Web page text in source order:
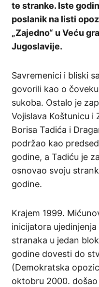
te stranke. Iste
poslanik na listi
„Zajedno“ u Veću
Jugoslavije.
Savremenici i bliski
govorili kao o
sukoba. Ostalo je
Vojislava Koštunicu
Borisa Tadića i
podržao kao
godine, a Tadiću je
osnovao svoju
godine.
Krajem 1999.
inicijatora
stranaka u jedan
godine dovesti do
(Demokratska
oktobru 2000.